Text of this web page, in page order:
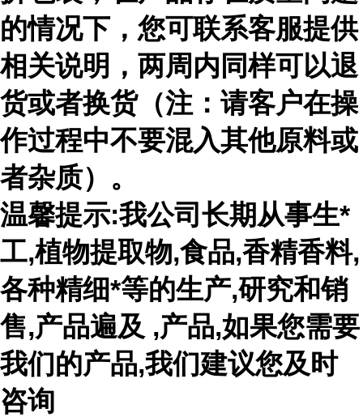
的情况下，您可联系客服提供
相关说明，两周内同样可以退
货或者换货（注：请客户在操
作过程中不要混入其他原料或
者杂质）。
温馨提示:我公司长期从事生*
工,植物提取物,食品,香精香料,
各种精细*等的生产,研究和销
售,产品遍及 ,产品,如果您需要
我们的产品,我们建议您及时
咨询